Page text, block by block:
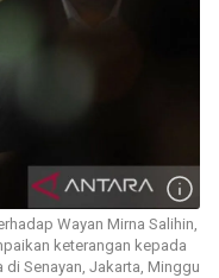
Wayan Mirna Salihin,
keterangan kepada
Senayan, Jakarta, Minggu